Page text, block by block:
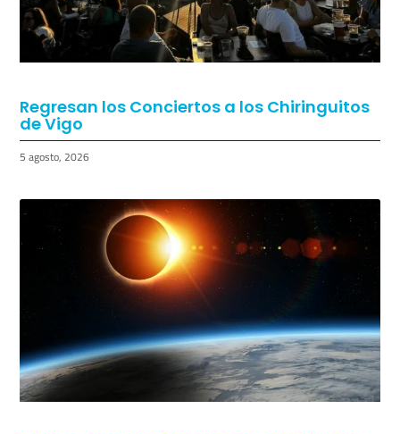
Regresan los Conciertos a los Chiringuitos
de Vigo
5 agosto, 2026